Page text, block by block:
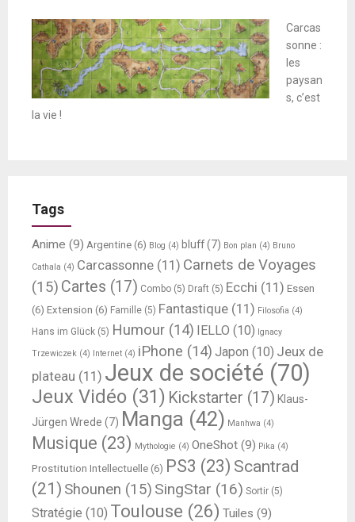
Carcas
sonne :
les
paysan
s, c’est
la vie !
Tags
Anime (9) Argentine (6) Blog (4) bluff(7) Bon plan (4) Bruno
Cathala (4) Carcassonne (11) Carnets de Voyages
(15) Cartes (17) Combo (5) Draft (5) Ecchi (11) Essen
(6) Extension (6) Famille (5) Fantastique (11) Filosofia (4)
Hans im Glück (5) Humour (14) IELLO (10) Ignacy
Trzewiczek (4) Internet (4) iPhone (14) Japon (10) Jeux de
plateau (11) Jeux de société (70)
Jeux Vidéo (31) Kickstarter (17) Klaus-
Jürgen Wrede (7) Manga (42) Manhwa (4)
Musique (23) Mythologie (4) OneShot (9) Pika (4)
Prostitution Intellectuelle (6) PS3 (23) Scantrad
(21) Shounen (15) SingStar (16) Sortir (5)
Stratégie (10) Toulouse (26) Tuiles (9)